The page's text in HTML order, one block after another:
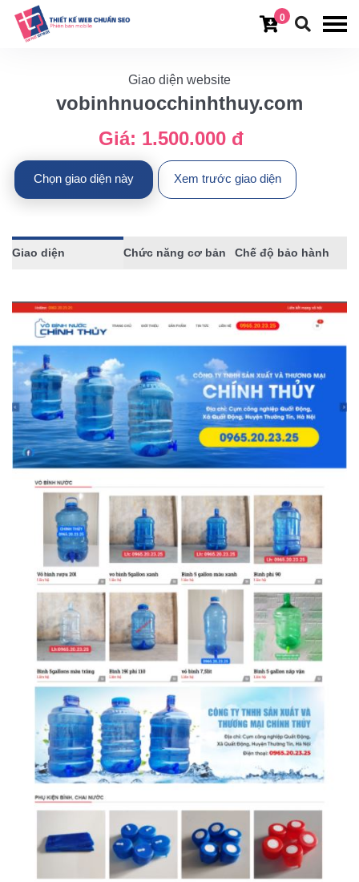
0
Giao diện website
vobinhnuocchinhthuy.com
Giá: 1.500.000 đ
Chọn giao diện này Xem trước giao diện
Giao diện Chức năng cơ bản Chế độ bảo hành